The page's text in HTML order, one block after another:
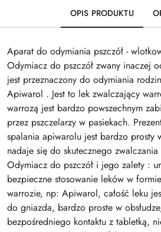
OPIS PRODUKTU
Aparat do odymiania pszczół -
Odymiacz do pszczół zwany inaczej
jest przeznaczony do odymiania
Apiwarol . Jest to lek zwalczający
warrozą jest bardzo powszechnym
przez pszczelarzy w pasiekach.
spalania apiwarolu jest bardzo prosty
nadaje się do skutecznego
Odymiacz do pszczół i jego zalety :
bezpieczne stosowanie leków w
warrozie, np: Apiwarol, całość leku
do gniazda, bardzo proste w
bezpośredniego kontaktu z tabletką,